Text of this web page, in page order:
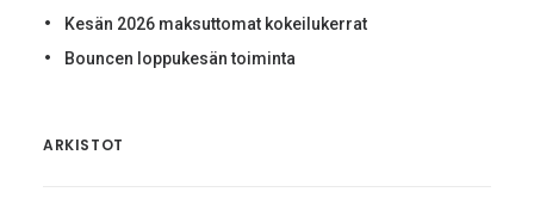
Kesän 2026 maksuttomat kokeilukerrat
Bouncen loppukesän toiminta
ARKISTOT